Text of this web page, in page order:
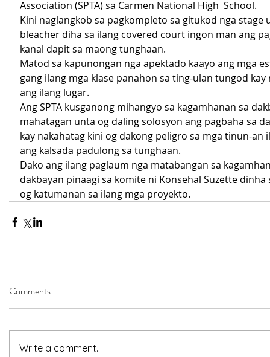
Association (SPTA) sa Carmen National High  School.
Kini naglangkob sa pagkompleto sa gitukod nga stage
bleacher diha sa ilang covered court ingon man ang
kanal dapit sa maong tunghaan.
Matod sa kapunongan nga apektado kaayo ang mga
gang ilang mga klase panahon sa ting-ulan tungod
ang ilang lugar.
Ang SPTA kusganong mihangyo sa kagamhanan sa
mahatagan unta og daling solosyon ang pagbaha sa
kay nakahatag kini og dakong peligro sa mga tinun-an
ang kalsada padulong sa tunghaan.
Dako ang ilang paglaum nga matabangan sa
dakbayan pinaagi sa komite ni Konsehal Suzette
og katumanan sa ilang mga proyekto.
Comments
Write a comment...